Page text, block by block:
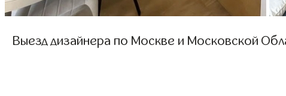
Выезд дизайнера по Москве и Московской